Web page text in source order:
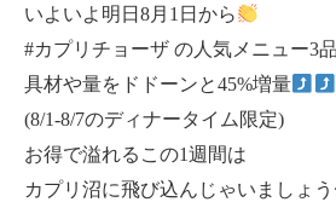
いよいよ明日8月1日から
#カプリチョーザ の人気メニュー3
具材や量をドドーンと45%増量
(8/1-8/7のディナータイム限定)
お得で溢れるこの1週間は
カプリ沼に飛び込んじゃいましょう